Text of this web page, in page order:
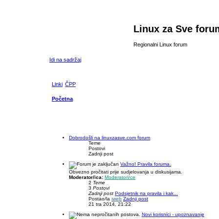
Linux za Sve
Regionalni Linux forum
Idi na sadržaj
Linki ČPP
Početna
Dobrodošli na linuxzasve.com forum
Teme
Postovi
Zadnji post
Važno! Pravila foruma.
Obvezno pročitati prije sudjelovanja u diskusijama.
Moderator/ica: Moderatori/ce
2 Teme
3 Postovi
Zadnji post Podsjetnik na pravila i kak...
Postao/la iweb Zadnji post
21 tra 2014, 21:22
Novi korisnici - upoznavanje